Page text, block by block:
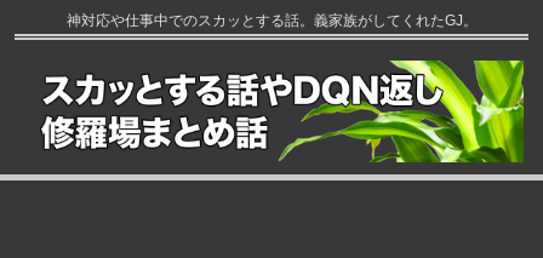
神対応や仕事中でのスカッとする話。義家族がしてくれたGJ。